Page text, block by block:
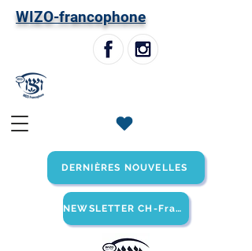
WIZO-francophone
DERNIÈRES NOUVELLES
NEWSLETTER CH-Francophone